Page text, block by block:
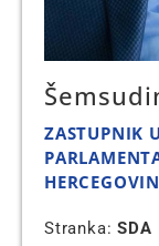
ZASTUPNIK
Stranka:SDA